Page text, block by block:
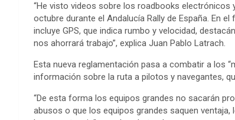
“He visto videos sobre los roadbooks
octubre durante el Andalucía Rally de España. En
incluye GPS, que indica rumbo y velocidad,
nos ahorrará trabajo”, explica Juan Pablo Latrach.
Esta nueva reglamentación pasa a combatir a los
información sobre la ruta a pilotos y navegantes,
“De esta forma los equipos grandes no sacarán
abusos o que los equipos grandes saquen